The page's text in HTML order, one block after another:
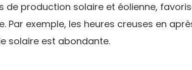
de production solaire et éolienne,
Par exemple, les heures creuses en
solaire est abondante.